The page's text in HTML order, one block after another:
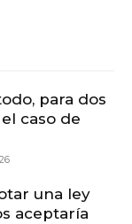
para dos
caso de
una ley
aceptaría